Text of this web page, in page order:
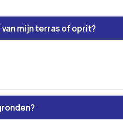
mijn terras of oprit?